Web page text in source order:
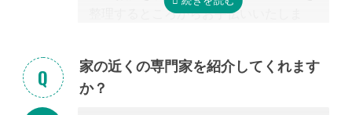
整理するところからお手伝いいたしま
家の近くの専門家を紹介してくれます
か？